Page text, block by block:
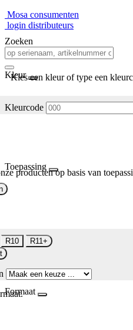
Mosa consumenten
login distributeurs
Zoeken
Kleur
Kies een kleur of type een
Kleurcode
Toepassing
producten op basis van
R10
R11+
Formaat